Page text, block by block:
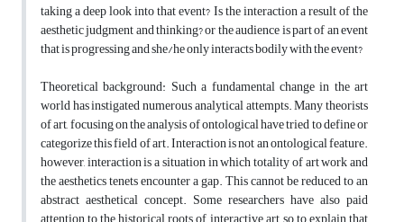
taking a deep look into that event? Is the interaction a result of the
aesthetic judgment and thinking? or the audience is part of an event
that is progressing and she/he only interacts bodily with the event?
Theoretical background: Such a fundamental change in the art
world has instigated numerous analytical attempts. Many theorists
of art, focusing on the analysis of ontological have tried to define or
categorize this field of art. Interaction is not an ontological feature.
however, interaction is a situation in which totality of art work and
the aesthetics tenets encounter a gap. This cannot be reduced to an
abstract aesthetical concept. Some researchers have also paid